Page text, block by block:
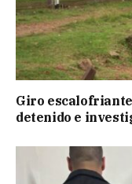
Giro
detenido e